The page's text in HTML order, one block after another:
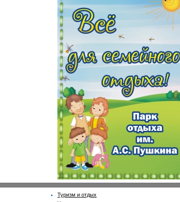
Туризм и отдых